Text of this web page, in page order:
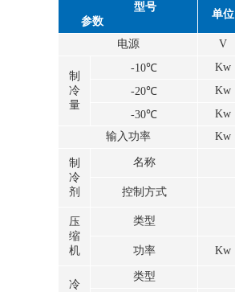
型号
参数
单位
电源
V
制
冷
量
-10℃ Kw
-20℃
Kw
-30℃
Kw
输入功率
Kw
制
冷
剂
名称
控制方式
压
缩
机
类型
功率 Kw
冷
类型